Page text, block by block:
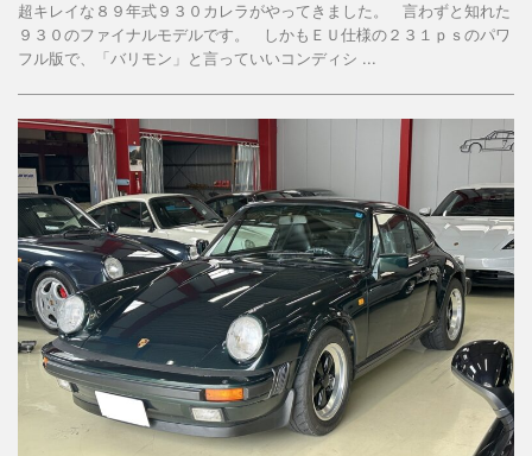
超キレイな８９年式９３０カレラがやってきました。 言わずと知れた
９３０のファイナルモデルです。 しかもＥＵ仕様の２３１ｐｓのパワ
フル版で、「バリモン」と言っていいコンディシ ...